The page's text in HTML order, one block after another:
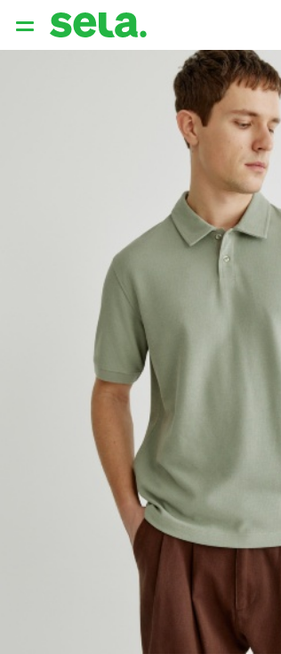
МужчиныДети
АРХИТЕКТУРА ОБРАЗА
THE ‘90S. OFFICE
АКСЕССУАРЫ
ПРИМЕРИТЬ ОНЛАЙН
SELA × ЧЕБУРАШКА
SELA.PREMIUM
БОЛЬШИЕ РАЗМЕРЫ
НАТУРАЛЬНЫЕ ТКАНИ
СКОРО В ПРОДАЖЕ
РАСПРОДАЖА ДО -60%
ПОДАРОЧНЫЕ СЕРТИФИКАТЫ